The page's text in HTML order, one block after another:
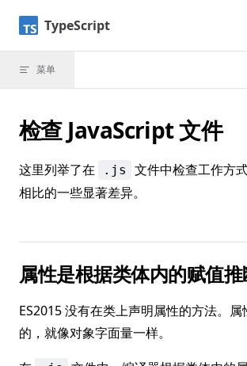
Skip to content
TypeScript
菜单
检查 JavaScript 文件
这里列举了在 .js 文件中检查工作方
相比的一些显著差异。
属性是根据类体内的赋值
ES2015 没有在类上声明属性的方法。
的，就像对象字面量一样。